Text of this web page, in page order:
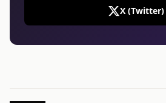
X (Twitter)